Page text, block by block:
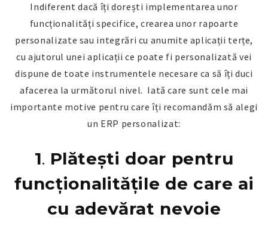
Indiferent dacă îți dorești implementarea unor
funcționalități specifice, crearea unor rapoarte
personalizate sau integrări cu anumite aplicații terțe,
cu ajutorul unei aplicații ce poate fi personalizată vei
dispune de toate instrumentele necesare ca să îți duci
afacerea la următorul nivel. Iată care sunt cele mai
importante motive pentru care îți recomandăm să alegi
un ERP personalizat:
1. Plătești doar pentru
funcționalitățile de care ai
cu adevărat nevoie